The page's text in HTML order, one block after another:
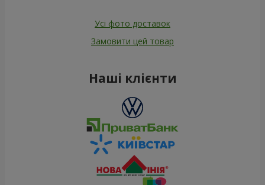
Усі фото доставок
Замовити цей товар
Наші клієнти